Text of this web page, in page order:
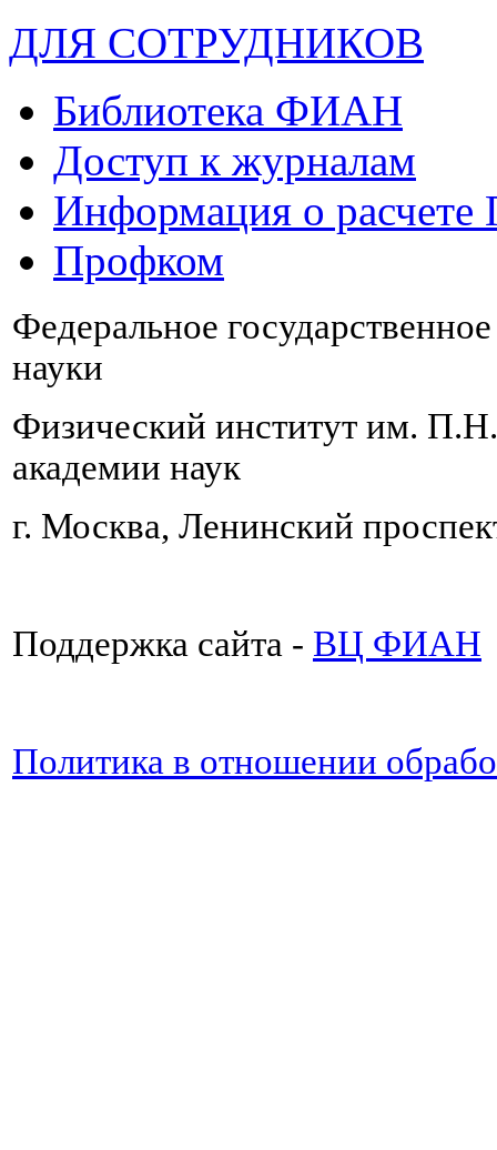
ДЛЯ СОТРУДНИКОВ
Библиотека ФИАН
Доступ к журналам
Информация о
Профком
Федеральное
науки
Физический институт им.
академии наук
г. Москва, Ленинский
Поддержка сайта - ВЦ ФИАН
Политика в отношении